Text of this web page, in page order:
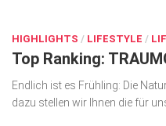
Geschäft
gesund & schön
Gesellschaft
HIGHLIGHTS / LIFESTYLE /
Top Ranking:
Endlich ist es Frühling: Die
dazu stellen wir Ihnen die für